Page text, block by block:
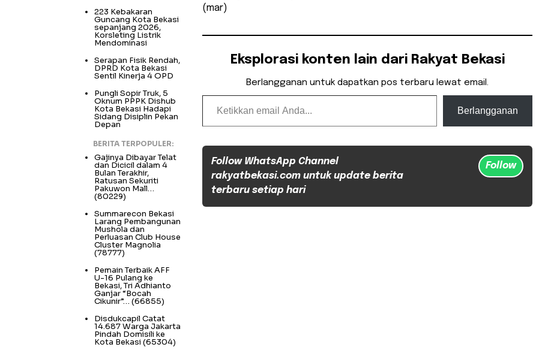
(mar)
Eksplorasi konten lain dari Rakyat Bekasi
Berlangganan untuk dapatkan pos terbaru lewat email.
Ketikkan email Anda...
Berlangganan
Follow WhatsApp Channel
rakyatbekasi.com untuk update berita
terbaru setiap hari
Follow
223 Kebakaran
Guncang Kota Bekasi
sepanjang 2026,
Korsleting Listrik
Mendominasi
Serapan Fisik Rendah,
DPRD Kota Bekasi
Sentil Kinerja 4 OPD
Pungli Sopir Truk, 5
Oknum PPPK Dishub
Kota Bekasi Hadapi
Sidang Disiplin Pekan
Depan
BERITA TERPOPULER:
Gajinya Dibayar Telat
dan Dicicil dalam 4
Bulan Terakhir,
Ratusan Sekuriti
Pakuwon Mall…
(80229)
Summarecon Bekasi
Larang Pembangunan
Mushola dan
Perluasan Club House
Cluster Magnolia
(78777)
Pemain Terbaik AFF
U-16 Pulang ke
Bekasi, Tri Adhianto
Ganjar “Bocah
Cikunir”… (66855)
Disdukcapil Catat
14.687 Warga Jakarta
Pindah Domisili ke
Kota Bekasi (65304)